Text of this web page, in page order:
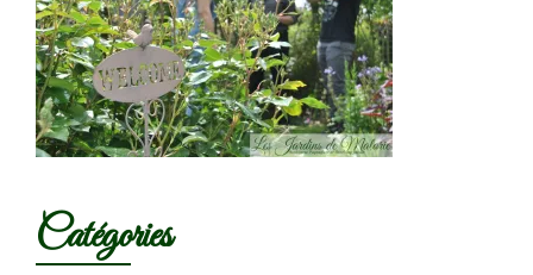
Catégories